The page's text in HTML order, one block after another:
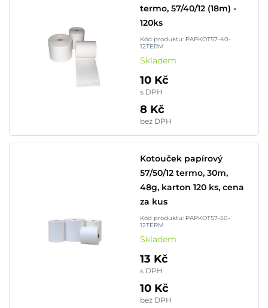
termo, 57/40/12 (18m) -
120ks
Kód produktu: PAPKOT57-40-
12TERM
Skladem
10 Kč
s DPH
8 Kč
bez DPH
Kotouček papírový
57/50/12 termo, 30m,
48g, karton 120 ks, cena
za kus
Kód produktu: PAPKOT57-50-
12TERM
Skladem
13 Kč
s DPH
10 Kč
bez DPH